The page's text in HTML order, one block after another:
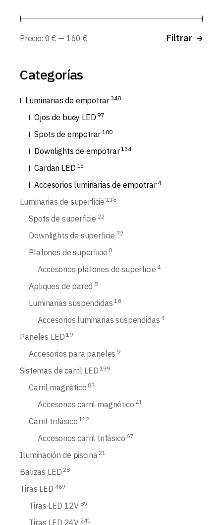
Filtrar
Precio: 0 € — 160 €
Categorías
Luminarias de empotrar 348
Ojos de buey LED 97
Spots de empotrar 100
Downlights de empotrar 134
Cardan LED 15
Accesorios luminarias de empotrar 4
Luminarias de superficie 118
Spots de superficie 22
Downlights de superficie 72
Plafones de superficie 8
Accesorios plafones de superficie 4
Apliques de pared 8
Luminarias suspendidas 18
Accesorios luminarias suspendidas 4
Paneles LED 19
Accesorios para paneles 9
Sistemas de carril LED 199
Carril magnético 87
Accesorios carril magnético 41
Carril trifásico 112
Accesorios carril trifásico 67
Iluminación de piscina 21
Balizas LED 28
Tiras LED 469
Tiras LED 12V 89
Tiras LED 24V 241